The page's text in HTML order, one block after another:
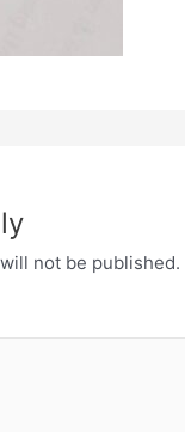
not be published.